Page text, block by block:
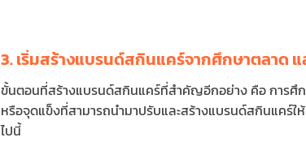
3. เริ่มสร้างแบรนด์สกินแคร์จากศึกษาตลาด แ
ขั้นตอนที่สร้างแบรนด์สกินแคร์ที่สำคัญอีกอย่าง คือ การศึกษ
หรือจุดแข็งที่สามารถนำมาปรับและสร้างแบรนด์สกินแคร์ใ
ไปนี้